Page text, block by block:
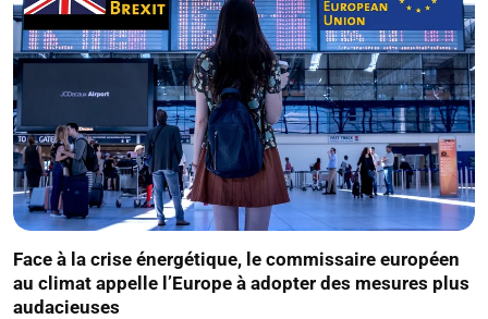
Face à la crise énergétique, le commissaire européen
au climat appelle l’Europe à adopter des mesures plus
audacieuses